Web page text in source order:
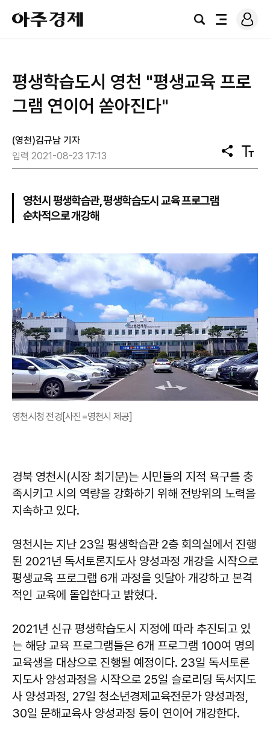
아
주
경
검
전
로
그
평생학습도시 영천 "평생교육 프로
그램 연이어 쏟아진다"
(영천)김규남 기자
입력 2021-08-23 17:13
공
유
텍
스
영천시 평생학습관, 평생학습도시 교육 프로그램
순차적으로 개강해
영천시청 전경[사진=영천시 제공]
경북 영천시(시장 최기문)는 시민들의 지적 욕구를 충
족시키고 시의 역량을 강화하기 위해 전방위의 노력을
지속하고 있다.
영천시는 지난 23일 평생학습관 2층 회의실에서 진행
된 2021년 독서토론지도사 양성과정 개강을 시작으로
평생교육 프로그램 6개 과정을 잇달아 개강하고 본격
적인 교육에 돌입한다고 밝혔다.
2021년 신규 평생학습도시 지정에 따라 추진되고 있
는 해당 교육 프로그램들은 6개 프로그램 100여 명의
교육생을 대상으로 진행될 예정이다. 23일 독서토론
지도사 양성과정을 시작으로 25일 슬로리딩 독서지도
사 양성과정, 27일 청소년경제교육전문가 양성과정,
30일 문해교육사 양성과정 등이 연이어 개강한다.